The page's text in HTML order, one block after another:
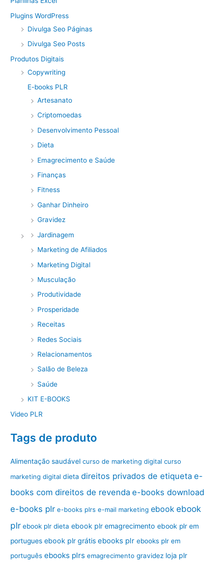
Plugins WordPress
Divulga Seo Páginas
Divulga Seo Posts
Produtos Digitais
Copywriting
E-books PLR
Artesanato
Criptomoedas
Desenvolvimento Pessoal
Dieta
Emagrecimento e Saúde
Finanças
Fitness
Ganhar Dinheiro
Gravidez
Jardinagem
Marketing de Afiliados
Marketing Digital
Musculação
Produtividade
Prosperidade
Receitas
Redes Sociais
Relacionamentos
Salão de Beleza
Saúde
KIT E-BOOKS
Video PLR
Tags de produto
Alimentação saudável curso de marketing digital curso
marketing digital dieta direitos privados de etiqueta e-
books com direitos de revenda e-books download
e-books plr e-books plrs e-mail marketing ebook ebook
plr ebook plr dieta ebook plr emagrecimento ebook plr em
portugues ebook plr grátis ebooks plr ebooks plr em
português ebooks plrs emagrecimento gravidez loja plr